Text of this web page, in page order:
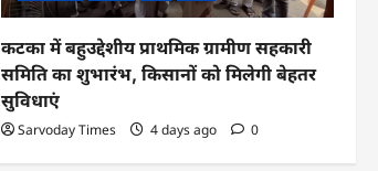
कटका में बहुउद्देशीय प्राथमिक ग्रामीण सहकारी
समिति का शुभारंभ, किसानों को मिलेगी बेहतर
सुविधाएं
Sarvoday Times 4 days ago 0